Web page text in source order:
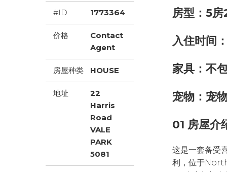
#ID 1773364
价格
Contact
Agent
房屋种类 HOUSE
地址
22
Harris
Road
VALE
PARK
5081
房型：5
入住时间
家具：不
宠物：宠
01 房屋介
这是一套备受
利，位于